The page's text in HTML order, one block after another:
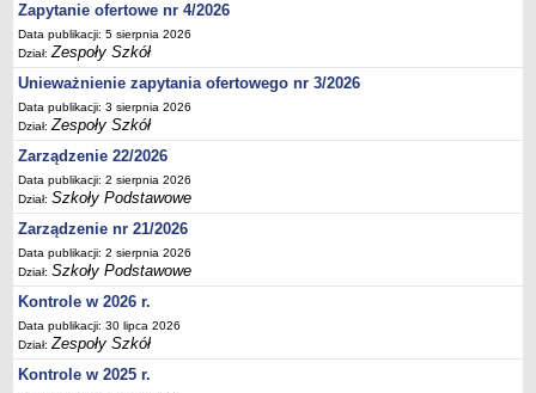
Zapytanie ofertowe nr 4/2026
Data publikacji: 5 sierpnia 2026
Dział:Zespoły Szkół
Unieważnienie zapytania ofertowego nr 3/2026
Data publikacji: 3 sierpnia 2026
Dział:Zespoły Szkół
Zarządzenie 22/2026
Data publikacji: 2 sierpnia 2026
Dział:Szkoły Podstawowe
Zarządzenie nr 21/2026
Data publikacji: 2 sierpnia 2026
Dział:Szkoły Podstawowe
Kontrole w 2026 r.
Data publikacji: 30 lipca 2026
Dział:Zespoły Szkół
Kontrole w 2025 r.